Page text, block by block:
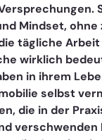
Mindset, ohne
tägliche
wirklich
in ihrem
selbst
die in der
verschwenden